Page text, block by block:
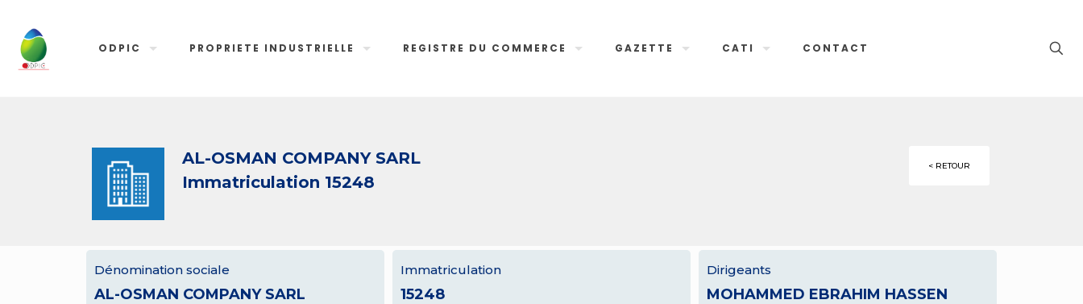
ODPIC PROPRIETE INDUSTRIELLE REGISTRE DU COMMERCE GAZETTE CATI CONTACT
AL-OSMAN COMPANY SARL
Immatriculation 15248
< RETOUR
Dénomination sociale
AL-OSMAN COMPANY SARL
Immatriculation
15248
Dirigeants
MOHAMMED EBRAHIM HASSEN